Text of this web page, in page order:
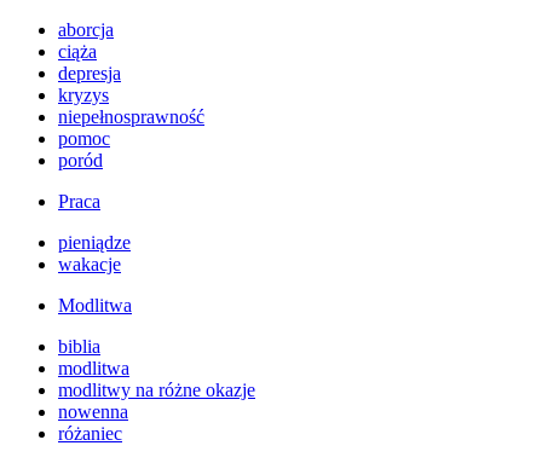
aborcja
ciąża
depresja
kryzys
niepełnosprawność
pomoc
poród
Praca
pieniądze
wakacje
Modlitwa
biblia
modlitwa
modlitwy na różne okazje
nowenna
różaniec